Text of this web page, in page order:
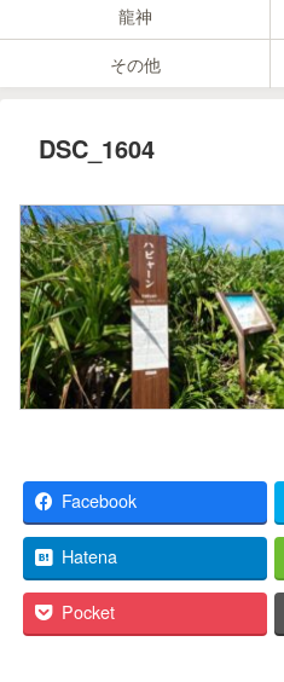
龍神
その他
DSC_1604
Facebook
Hatena
Pocket